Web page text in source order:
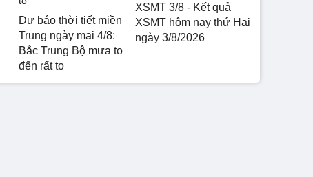
Dự báo thời tiết miền
Trung ngày mai 4/8:
Bắc Trung Bộ mưa to
đến rất to
XSMT 3/8 - Kết quả
XSMT hôm nay thứ Hai
ngày 3/8/2026